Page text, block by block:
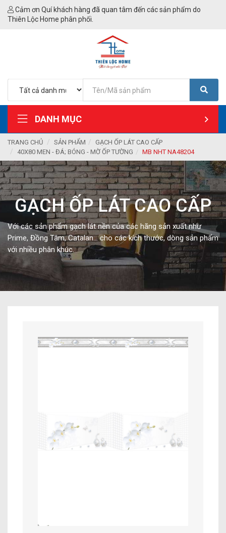
Cảm ơn Quí khách hàng đã quan tâm đến các sản phẩm do
Thiên Lộc Home phân phối.
DANH MỤC
TRANG CHỦ SẢN PHẨM
GẠCH ỐP LÁT CAO CẤP
40X80 MEN - ĐÁ; BÓNG - MỜ ỐP TƯỜNG
MB NHT NA48204
GẠCH ỐP LÁT CAO CẤP
Với các sản phẩm gạch lát nền của các hãng sản xuất như
Prime, Đồng Tâm, Catalan… cho các kích thước, dòng sản phẩm
với nhiều phân khúc.